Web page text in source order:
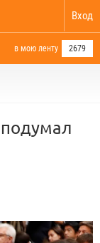
Вход
в мою ленту 2679